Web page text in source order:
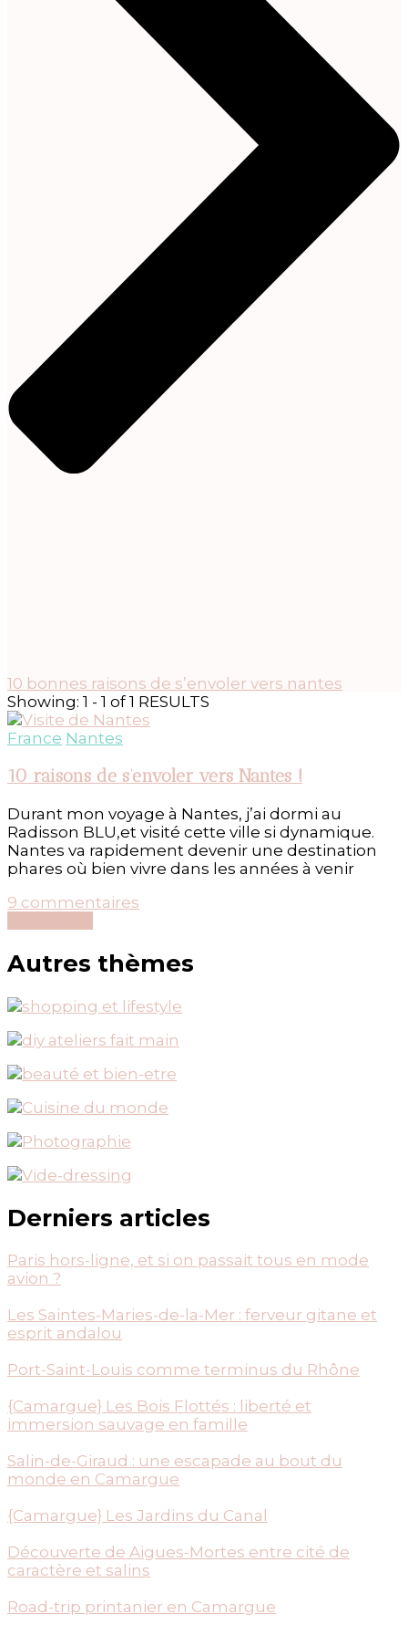
10 bonnes raisons de s’envoler vers nantes
Showing: 1 - 1 of 1 RESULTS
France Nantes
10 raisons de s’envoler vers Nantes !
Durant mon voyage à Nantes, j’ai dormi au
Radisson BLU,et visité cette ville si dynamique.
Nantes va rapidement devenir une destination
phares où bien vivre dans les années à venir
9 commentaires
de
s’envoler
Nantes
Autres thèmes
Derniers articles
Paris hors-ligne, et si on passait tous en mode
avion ?
Les Saintes-Maries-de-la-Mer : ferveur gitane et
esprit andalou
Port-Saint-Louis comme terminus du Rhône
{Camargue} Les Bois Flottés : liberté et
immersion sauvage en famille
Salin-de-Giraud : une escapade au bout du
monde en Camargue
{Camargue} Les Jardins du Canal
Découverte de Aigues-Mortes entre cité de
caractère et salins
Road-trip printanier en Camargue